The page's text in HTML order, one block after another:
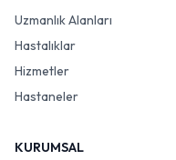
Uzmanlık Alanları
Hastalıklar
Hizmetler
Hastaneler
KURUMSAL